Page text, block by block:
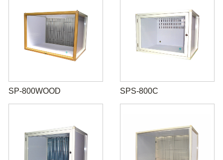
SP-800WOOD SPS-800C